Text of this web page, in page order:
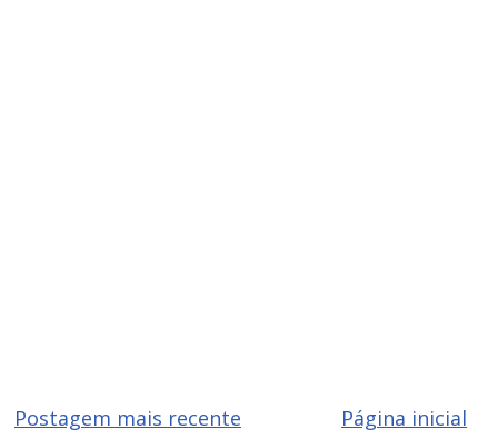
Postagem mais recente
Página inicial